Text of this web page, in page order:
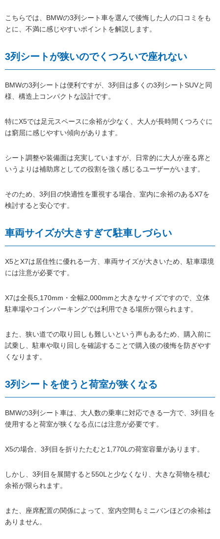
こちらでは、BMWの3列シート車を選んで後悔した人の口コミをも
とに、不満に感じやすいポイントを解説します。
3列シートが狭いのでくつろいで座れない
BMWの3列シートは便利ですが、3列目は多くの3列シートSUVと同
様、構造上コンパクトな設計です。
特にX5では足元スペースに余裕が少なく、大人が長時間くつろぐに
は窮屈に感じやすい傾向があります。
シート調整や装備面は充実していますが、日常的に大人が座る席と
いうよりは補助席としての役割を強く感じるユーザーがいます。
そのため、3列目の快適性を重視する場合、室内に余裕のあるX7を
検討すると安心です。
車両サイズが大きすぎて駐車しづらい
X5とX7は居住性に優れる一方、車両サイズが大きいため、駐車環境
には注意が必要です。
X7は全長5,170mm・全幅2,000mmと大きなサイズですので、立体
駐車場やコインパーキングでは利用できる場所が限られます。
また、狭い道での取り回しも難しいという声もあるため、購入前に
試乗し、駐車や取り回しを確認することで購入後の後悔を防ぎやす
くなります。
3列シートを使うと荷室が狭くなる
BMWの3列シート車は、大人数の乗車に対応できる一方で、3列目を
使用すると荷室が狭くなる点には注意が必要です。
X5の場合、3列目を折りたたむと1,770Lの荷室容量があります。
しかし、3列目を展開すると550Lと少なくなり、大きな荷物を積む
余裕が限られます。
また、座席配置の関係によって、室内空間もミニバンほどの余裕は
ありません。